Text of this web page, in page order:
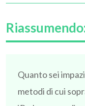
Quanto sei
metodi di cui